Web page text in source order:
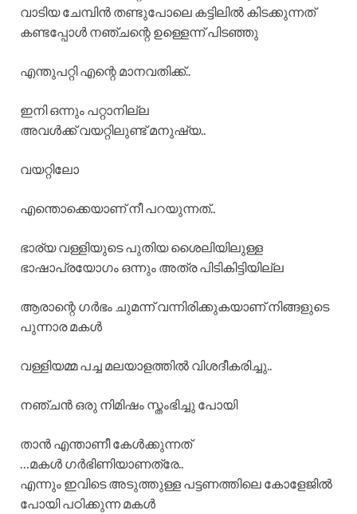
വാടിയ ചേമ്പിൻ തണ്ടുപോലെ കട്ടിലിൽ കിടക്കുന്നത്
കണ്ടപ്പോൾ നഞ്ചന്റെ ഉള്ളെന്ന് പിടഞ്ഞു
എന്തുപറ്റി എന്റെ മാനവതിക്ക്..
ഇനി ഒന്നും പറ്റാനില്ല
അവൾക്ക് വയറ്റിലുണ്ട് മനുഷ്യ..
വയറ്റിലോ
എന്തൊക്കെയാണ് നീ പറയുന്നത്..
ഭാര്യ വള്ളിയുടെ പുതിയ ശൈലിയിലുള്ള
ഭാഷാപ്രയോഗം ഒന്നും അത്ര പിടികിട്ടിയില്ല
ആരാന്റെ ഗർഭം ചുമന്ന് വന്നിരിക്കുകയാണ് നിങ്ങളുടെ
പുന്നാര മകൾ
വള്ളിയമ്മ പച്ച മലയാളത്തിൽ വിശദീകരിച്ചു..
നഞ്ചൻ ഒരു നിമിഷം സ്തംഭിച്ചു പോയി
താൻ എന്താണീ കേൾക്കുന്നത്
…മകൾ ഗർഭിണിയാണത്രേ..
എന്നും ഇവിടെ അടുത്തുള്ള പട്ടണത്തിലെ കോളേജിൽ
പോയി പഠിക്കുന്ന മകൾ